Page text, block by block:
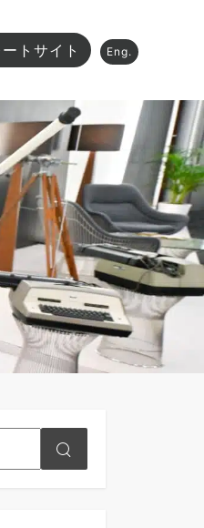
トサイト Eng.